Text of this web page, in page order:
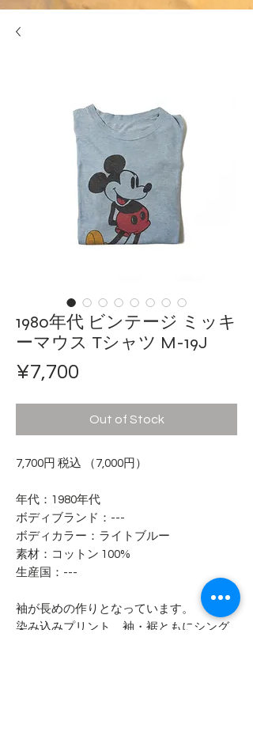
1980年代 ビンテージ ミッキ
ーマウス Tシャツ M-19J
¥7,700
Out of Stock
7,700円 税込 （7,000円）
年代：1980年代
ボディブランド：---
ボディカラー：ライトブルー
素材：コットン 100%
生産国：---
袖が長めの作りとなっています。
染み込みプリント、袖・裾ともにシング